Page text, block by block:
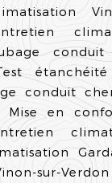
conduit
Mise en
sur-Verdon